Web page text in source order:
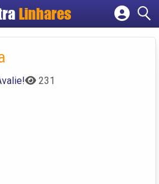
Linhares
Cadastrar empresa
231